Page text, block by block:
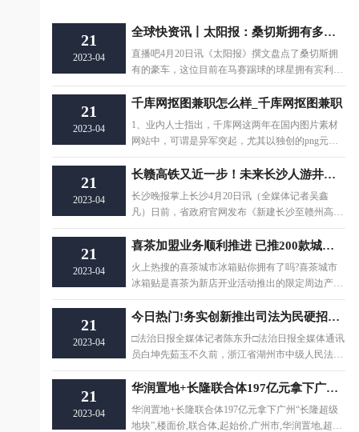
21
2023-04
全球快资讯丨太阳报：桑切斯拥有多辆豪车，包括宾利、路虎揽胜、奥迪R8等
直播吧4月20日讯《太阳报》撰文盘点了桑切斯拥
有的豪车，这位目前在马赛踢球的球星拥有宾利、
路虎揽胜、奥
21
2023-04
千库网抠图兼职怎么样_千库网抠图兼职
1、业内人士指出，千库网这两年在国内图片素材
网站中，可谓是异军突起，尤其以独创的png元素
概念闻名业界。
21
2023-04
长赣高铁又近一步！未来长沙人游井冈山可高铁直达-环球即时看
长沙晚报掌上长沙4月20日讯（全媒体记者吴鑫
凡）日前，省政府官网发布《新建长沙至赣州高速
铁路环境影响评
21
2023-04
喜茶加盟业务顺利推进 已推200款城市冰箱贴周边
火上热搜的喜茶城市冰箱贴你拥有了吗?喜茶城市
冰箱贴是喜茶为新店开业活动推出的限定周边产品,
2022年7月随
21
2023-04
今日热门!务实创新推出司法为民硬招实招新招
□法治日报全媒体记者陈东升□法治日报全媒体通讯
员白坤先茹玉不久前，浙江省湖州市中级人民法院
被最高人民
21
2023-04
华润置地+长隆联合体197亿元拿下广州“长隆超级地块”
华润置地+长隆联合体197亿元拿下广州“长隆超级
地块”,楼面价,联合体,起始价,广州市,华润置地,超级